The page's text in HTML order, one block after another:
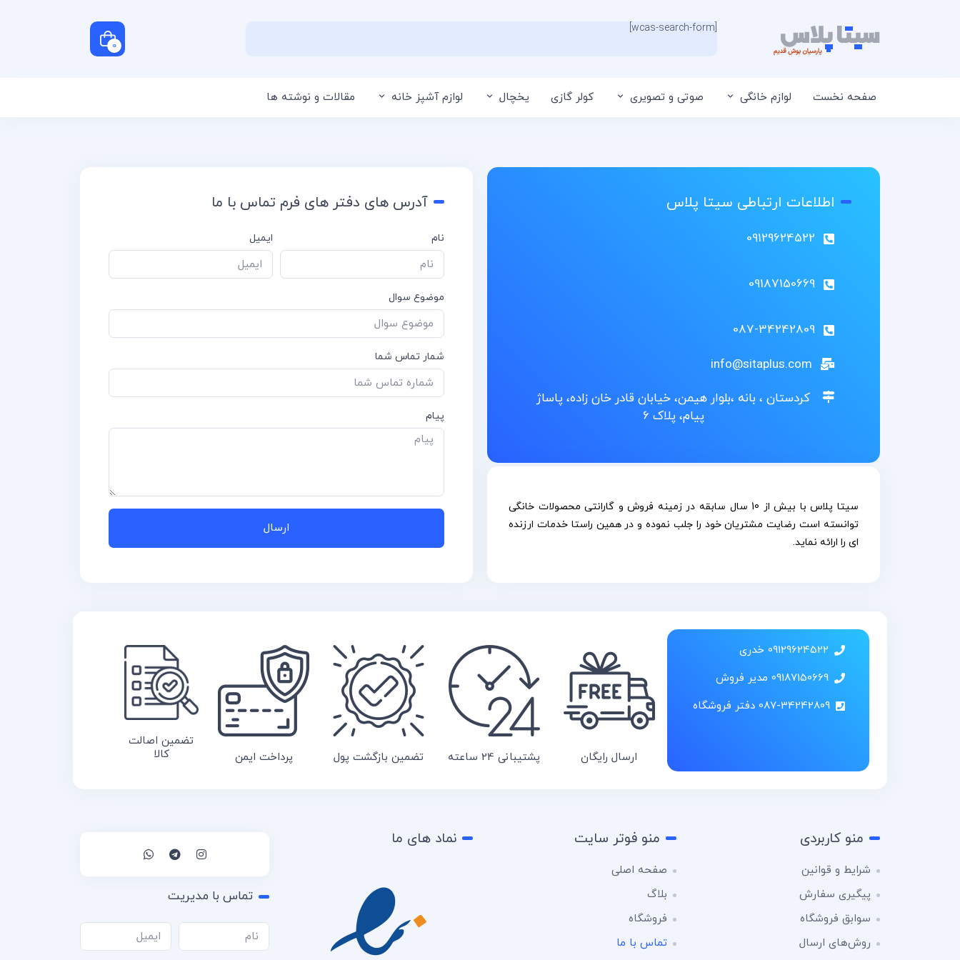
[wcas-search-form]
0
صفحه نخست لوازم خانگی صوتی و تصویری کولر گازی یخچال لوازم آشپز خانه مقالات و نوشته ها
اطلاعات ارتباطی سیتا پلاس
09129624522
09187150669
087-34242809
info@sitaplus.com
کردستان ، بانه ،بلوار هیمن، خیابان قادر خان زاده، پاساژ
پیام، پلاک 6
سیتا پلاس با بیش از 10 سال سابقه در زمینه فروش و گارانتی محصولات خانگی
توانسته است رضایت مشتریان خود را جلب نموده و در همین راستا خدمات ارزنده
ای را ارائه نماید.
آدرس های دفتر های فرم تماس با ما
نام ایمیل
موضوع سوال
شمار تماس شما
پیام
ارسال
09129624522 خدری
09187150669 مدیر فروش
087-34242809 دفتر فروشگاه
ارسال رایگان پشتیبانی 24 ساعته تضمین بازگشت پول پرداخت ایمن
تضمین اصالت
کالا
منو کاربردی
شرایط و قوانین
پیگیری سفارش
سوابق فروشگاه
روش‌های ارسال
منو فوتر سایت
صفحه اصلی
بلاگ
فروشگاه
تماس با ما
نماد های ما
تماس با مدیریت